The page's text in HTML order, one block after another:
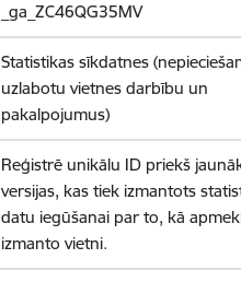
_ga_ZC46QG35MV
Statistikas sīkdatnes
uzlabotu vietnes darbību un
pakalpojumus)
Reģistrē unikālu ID priekš
versijas, kas tiek izmantots
datu iegūšanai par to, kā
izmanto vietni.